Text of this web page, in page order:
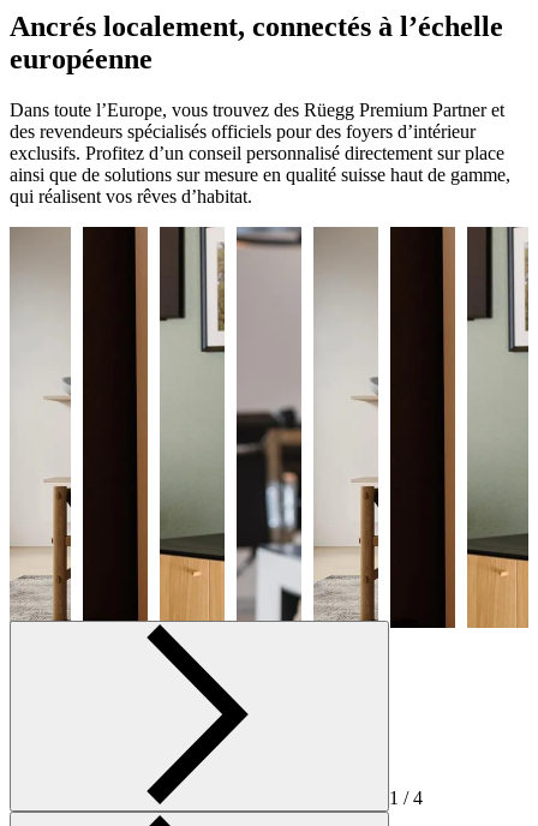
Ancrés localement, connectés à l’échelle
européenne
Dans toute l’Europe, vous trouvez des Rüegg Premium Partner et
des revendeurs spécialisés officiels pour des foyers d’intérieur
exclusifs. Profitez d’un conseil personnalisé directement sur place
ainsi que de solutions sur mesure en qualité suisse haut de gamme,
qui réalisent vos rêves d’habitat.
1 / 4